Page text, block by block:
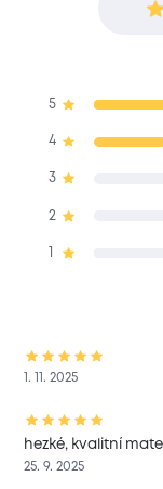
5
4
3
2
1. 11. 2025
hezké, kvalitní
25. 9. 2025